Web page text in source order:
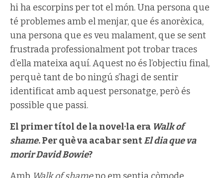
hi ha escorpins per tot el món. Una persona que
té problemes amb el menjar, que és anorèxica,
una persona que es veu malament, que se sent
frustrada professionalment pot trobar traces
d’ella mateixa aquí. Aquest no és l’objectiu final,
perquè tant de bo ningú s’hagi de sentir
identificat amb aquest personatge, però és
possible que passi.
El primer títol de la novel·la era Walk of
shame. Per què va acabar sentEl dia que va
morir David Bowie?